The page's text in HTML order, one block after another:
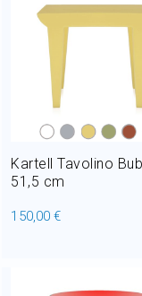
Kartell Tavolino
51,5 cm
150,00 €